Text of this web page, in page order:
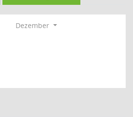
Dezember